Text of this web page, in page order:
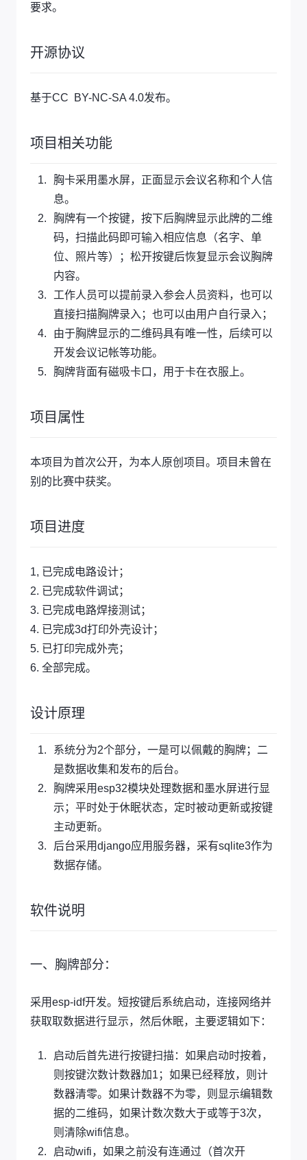
要求。
开源协议
基于CC BY-NC-SA 4.0发布。
项目相关功能
胸卡采用墨水屏，正面显示会议名称和个人信
息。
胸牌有一个按键，按下后胸牌显示此牌的二维
码，扫描此码即可输入相应信息（名字、单
位、照片等）；松开按键后恢复显示会议胸牌
内容。
工作人员可以提前录入参会人员资料，也可以
直接扫描胸牌录入；也可以由用户自行录入；
由于胸牌显示的二维码具有唯一性，后续可以
开发会议记帐等功能。
胸牌背面有磁吸卡口，用于卡在衣服上。
项目属性
本项目为首次公开，为本人原创项目。项目未曾在
别的比赛中获奖。
项目进度
1, 已完成电路设计；
2. 已完成软件调试；
3. 已完成电路焊接测试；
4. 已完成3d打印外壳设计；
5. 已打印完成外壳；
6. 全部完成。
设计原理
系统分为2个部分，一是可以佩戴的胸牌；二
是数据收集和发布的后台。
胸牌采用esp32模块处理数据和墨水屏进行显
示；平时处于休眠状态，定时被动更新或按键
主动更新。
后台采用django应用服务器，采有sqlite3作为
数据存储。
软件说明
一、胸牌部分：
采用esp-idf开发。短按键后系统启动，连接网络并
获取取数据进行显示，然后休眠，主要逻辑如下：
启动后首先进行按键扫描：如果启动时按着，
则按键㳄数计数器加1；如果已经释放，则计
数器清零。如果计数器不为零，则显示编辑数
据的二维码，如果计数次数大于或等于3次，
则清除wifi信息。
启动wifi，如果之前没有连通过（首次开